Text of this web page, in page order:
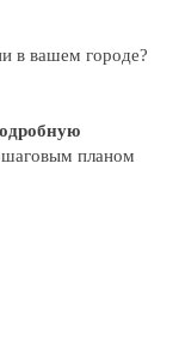
в вашем городе?
планом